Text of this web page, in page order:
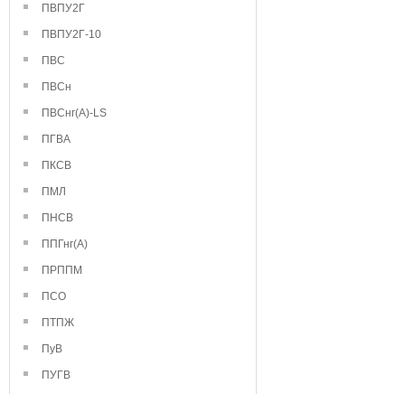
ПВПУ2Г
ПВПУ2Г-10
ПВС
ПВСн
ПВСнг(А)-LS
ПГВА
ПКСВ
ПМЛ
ПНСВ
ППГнг(А)
ПРППМ
ПСО
ПТПЖ
ПуВ
ПУГВ